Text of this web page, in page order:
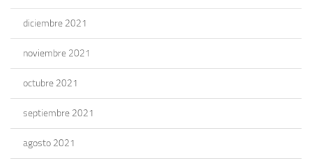
diciembre 2021
noviembre 2021
octubre 2021
septiembre 2021
agosto 2021